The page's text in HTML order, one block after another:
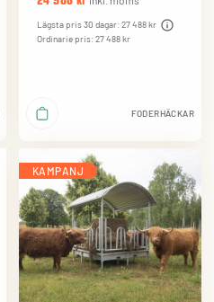
Lägsta pris 30 dagar: 27 488 kr
Ordinarie pris: 27 488 kr
FODERHÄCKAR
KAMPANJ